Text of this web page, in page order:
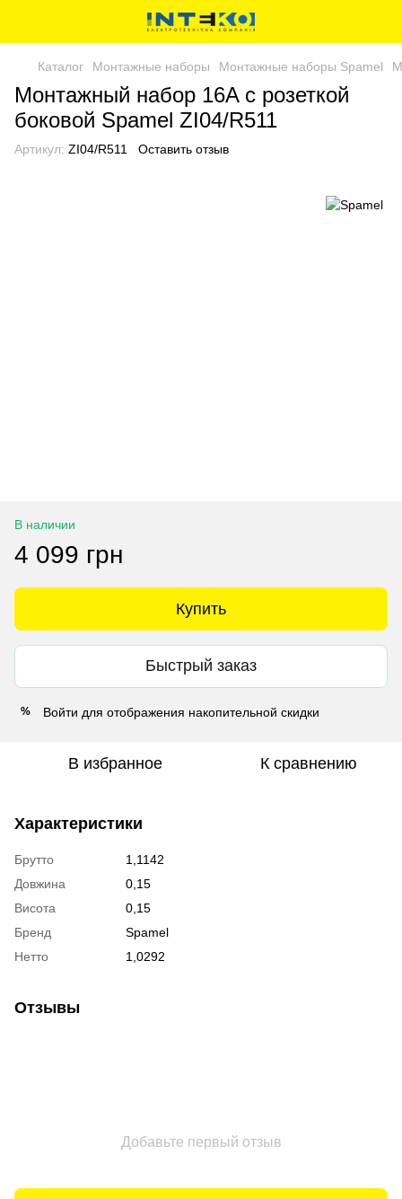
Каталог Монтажные наборы Монтажные наборы Spamel
Монтажный набор 16A с розеткой
боковой Spamel ZI04/R511
Артикул: ZI04/R511 Оставить отзыв
В наличии
4 099 грн
Купить
Быстрый заказ
% Войти для отображения накопительной скидки
В избранное К сравнению
Характеристики
Брутто
1,1142
Довжина
0,15
Висота
0,15
Бренд
Spamel
Нетто
1,0292
Отзывы
Добавьте первый отзыв